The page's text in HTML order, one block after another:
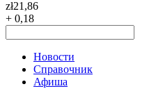
zł21,86
+ 0,18
Новости
Справочник
Афиша